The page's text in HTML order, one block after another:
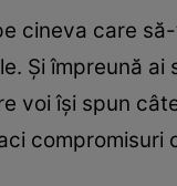
cineva care
Și împreună
voi își spun